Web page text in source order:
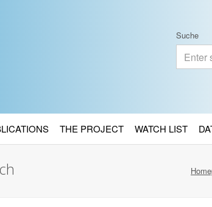
Suche
THE PROJECT WATCH LIST